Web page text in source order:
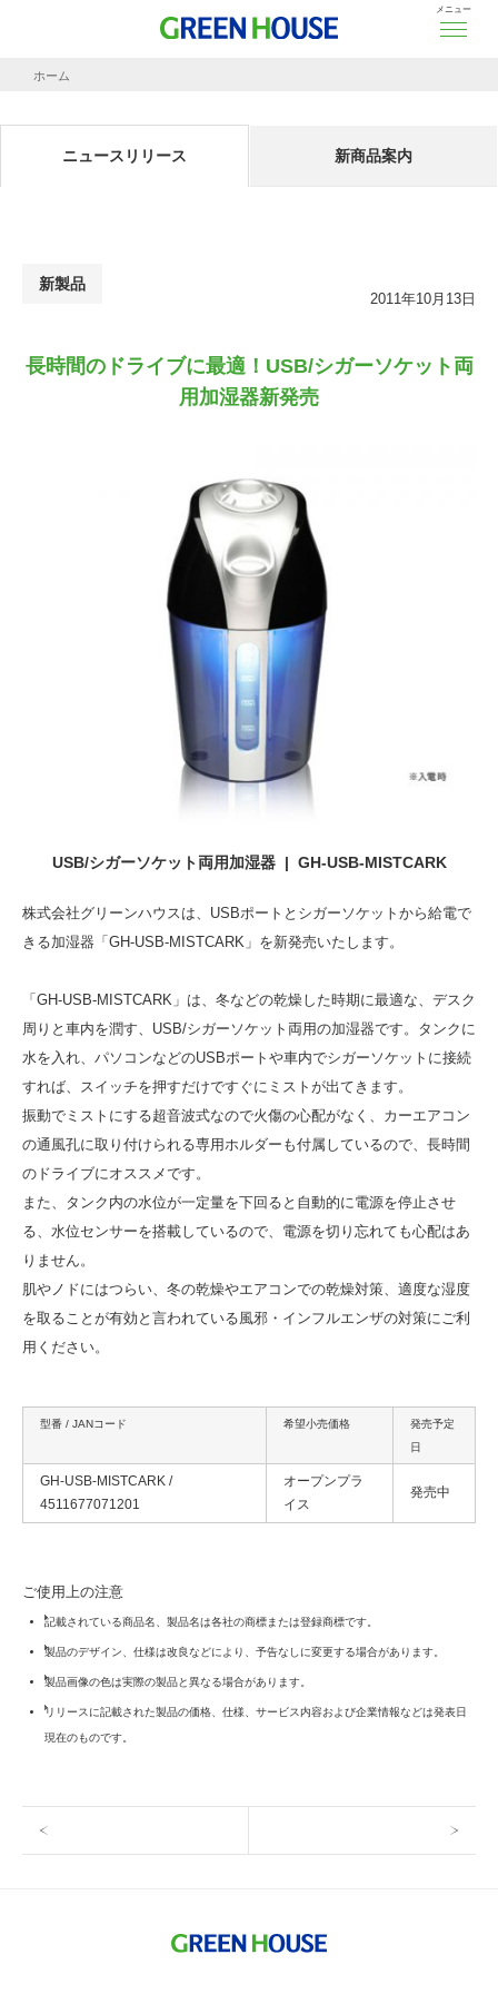
メニュー
ホーム
ニュースリリース 新商品案内
新製品
2011年10月13日
長時間のドライブに最適！USB/シガーソケット両
用加湿器新発売
USB/シガーソケット両用加湿器 | GH-USB-MISTCARK
株式会社グリーンハウスは、USBポートとシガーソケットから給電で
きる加湿器「GH-USB-MISTCARK」を新発売いたします。
「GH-USB-MISTCARK」は、冬などの乾燥した時期に最適な、デスク
周りと車内を潤す、USB/シガーソケット両用の加湿器です。タンクに
水を入れ、パソコンなどのUSBポートや車内でシガーソケットに接続
すれば、スイッチを押すだけですぐにミストが出てきます。
振動でミストにする超音波式なので火傷の心配がなく、カーエアコン
の通風孔に取り付けられる専用ホルダーも付属しているので、長時間
のドライブにオススメです。
また、タンク内の水位が一定量を下回ると自動的に電源を停止させ
る、水位センサーを搭載しているので、電源を切り忘れても心配はあ
りません。
肌やノドにはつらい、冬の乾燥やエアコンでの乾燥対策、適度な湿度
を取ることが有効と言われている風邪・インフルエンザの対策にご利
用ください。
型番 / JANコード 希望小売価格
発売予定
日
GH-USB-MISTCARK /
4511677071201
オープンプラ
イス
発売中
ご使用上の注意
記載されている商品名、製品名は各社の商標または登録商標です。
製品のデザイン、仕様は改良などにより、予告なしに変更する場合があります。
製品画像の色は実際の製品と異なる場合があります。
リリースに記載された製品の価格、仕様、サービス内容および企業情報などは発表日
現在のものです。